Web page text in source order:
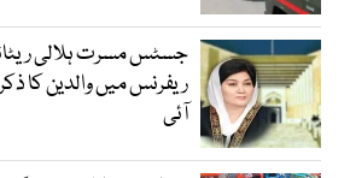
جسٹس مسرت ہلالی
ریفرنس میں والدین کا
آئی